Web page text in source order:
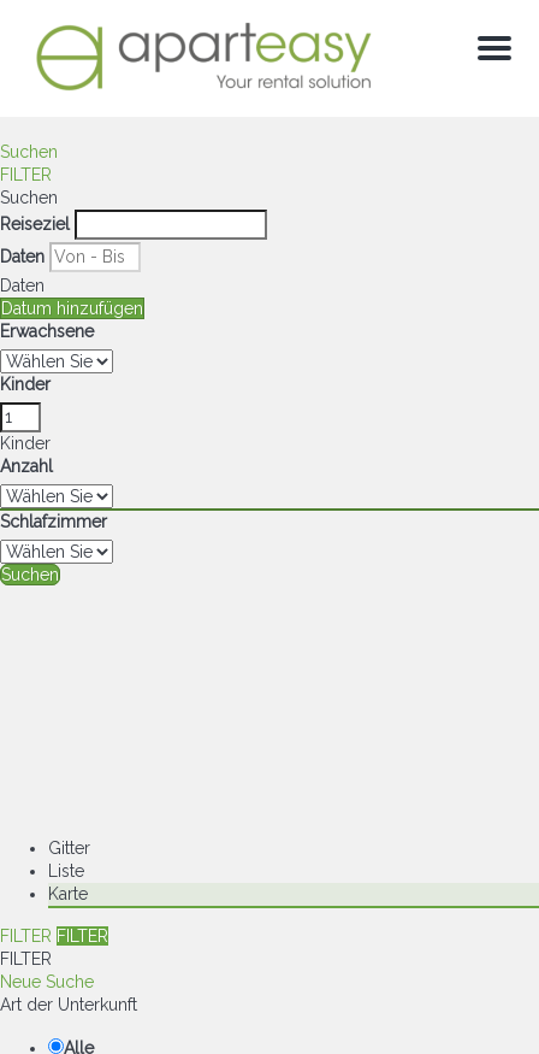
Menu
Suchen
FILTER
Suchen
Reiseziel
Daten
Daten
Datum hinzufügen
Erwachsene
Kinder
Kinder
Anzahl
Schlafzimmer
Suchen
Gitter
Liste
Karte
FILTER FILTER
FILTER
Neue Suche
Art der Unterkunft
Alle